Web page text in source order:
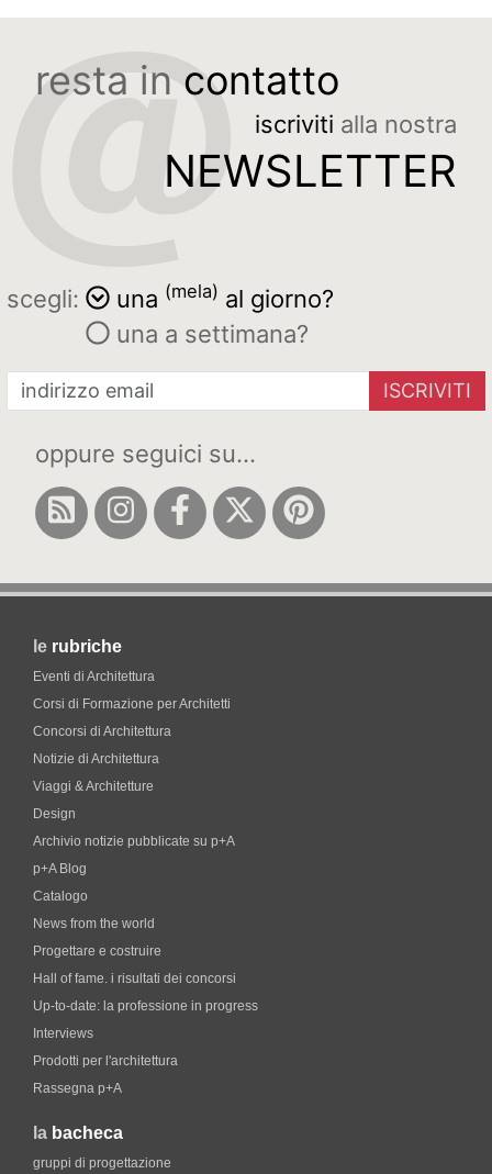
resta in contatto
iscriviti alla nostra
NEWSLETTER
scegli: una (mela) al giorno?
una a settimana?
ISCRIVITI
oppure seguici su...
le rubriche
Eventi di Architettura
Corsi di Formazione per Architetti
Concorsi di Architettura
Notizie di Architettura
Viaggi & Architetture
Design
Archivio notizie pubblicate su p+A
p+A Blog
Catalogo
News from the world
Progettare e costruire
Hall of fame. i risultati dei concorsi
Up-to-date: la professione in progress
Interviews
Prodotti per l'architettura
Rassegna p+A
la bacheca
gruppi di progettazione